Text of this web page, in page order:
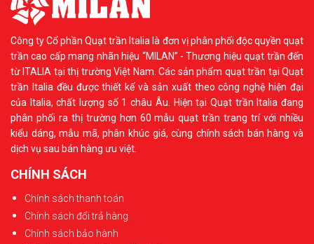
Công ty Cổ phần Quạt trần Italia là đơn vị phân phối độc quyền quạt
trần cao cấp mang nhãn hiệu “MILAN” - Thương hiệu quạt trần đến
từ ITALIA tại thị trường Việt Nam. Các sản phẩm quạt trần tại Quạt
trần Italia đều được thiết kế và sản xuất theo công nghệ hiện đại
của Italia, chất lượng số 1 châu Âu. Hiện tại Quạt trần Italia đang
phân phối ra thị trường hơn 60 mẫu quạt trần trang trí với nhiều
kiểu dáng, mẫu mã, phân khúc giá, cùng chính sách bán hàng và
dịch vụ sau bán hàng ưu việt.
CHÍNH SÁCH
Chính sách thanh toán
Chính sách đổi trả hàng
Chính sách bảo hành